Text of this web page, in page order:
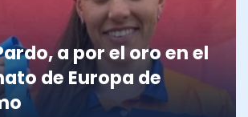
a por el oro en el
de Europa de